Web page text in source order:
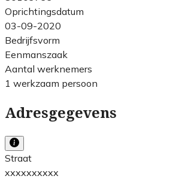
Oprichtingsdatum
03-09-2020
Bedrijfsvorm
Eenmanszaak
Aantal werknemers
1 werkzaam persoon
Adresgegevens
Straat
xxxxxxxxxx